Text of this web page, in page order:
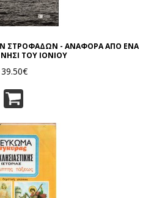
ΣΤΡΟΦΑΔΩΝ - ΑΝΑΦΟΡΑ ΑΠΟ ΕΝΑ
ΤΟΥ ΙΟΝΙΟΥ
39.50€